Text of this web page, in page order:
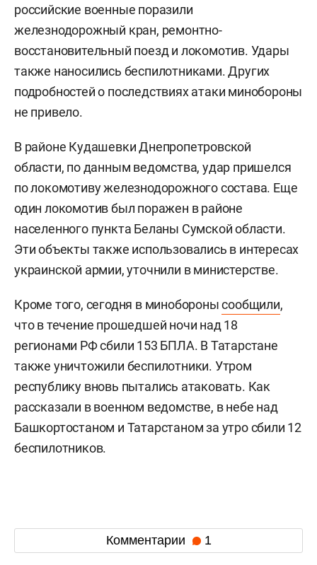
российские военные поразили
железнодорожный кран, ремонтно-
восстановительный поезд и локомотив. Удары
также наносились беспилотниками. Других
подробностей о последствиях атаки минобороны
не привело.
В районе Кудашевки Днепропетровской
области, по данным ведомства, удар пришелся
по локомотиву железнодорожного состава. Еще
один локомотив был поражен в районе
населенного пункта Беланы Сумской области.
Эти объекты также использовались в интересах
украинской армии, уточнили в министерстве.
Кроме того, сегодня в миноборонысообщили,
что в течение прошедшей ночи над 18
регионами РФ сбили 153 БПЛА. В Татарстане
также уничтожили беспилотники. Утром
республику вновь пытались атаковать. Как
рассказали в военном ведомстве, в небе над
Башкортостаном и Татарстаном за утро сбили 12
беспилотников.
Комментарии 1